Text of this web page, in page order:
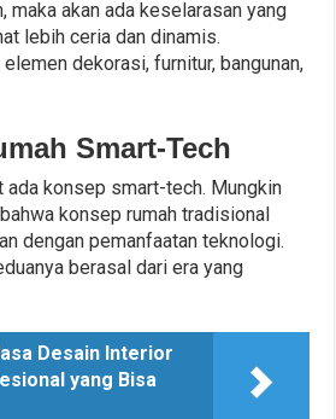
maka akan ada keselarasan yang
lebih ceria dan dinamis.
dekorasi, furnitur, bangunan,
Smart-Tech
ada konsep smart-tech. Mungkin
konsep rumah tradisional
dengan pemanfaatan teknologi.
berasal dari era yang
Desain Interior
yang Bisa